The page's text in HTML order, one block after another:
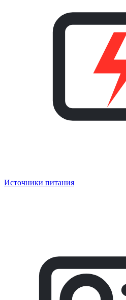
Источники питания